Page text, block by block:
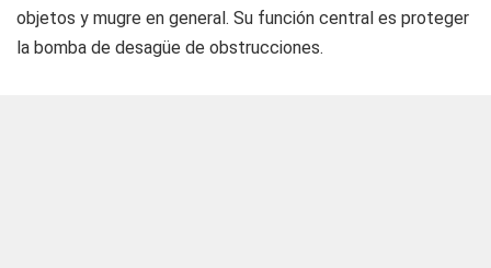
objetos y mugre en general. Su función central es proteger
la bomba de desagüe de obstrucciones.